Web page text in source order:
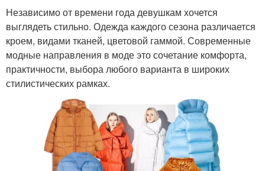
Независимо от времени года девушкам хочется
выглядеть стильно. Одежда каждого сезона различается
кроем, видами тканей, цветовой гаммой. Современные
модные направления в моде это сочетание комфорта,
практичности, выбора любого варианта в широких
стилистических рамках.